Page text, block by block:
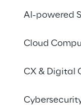
AI-powered
Cloud
CX & Digital